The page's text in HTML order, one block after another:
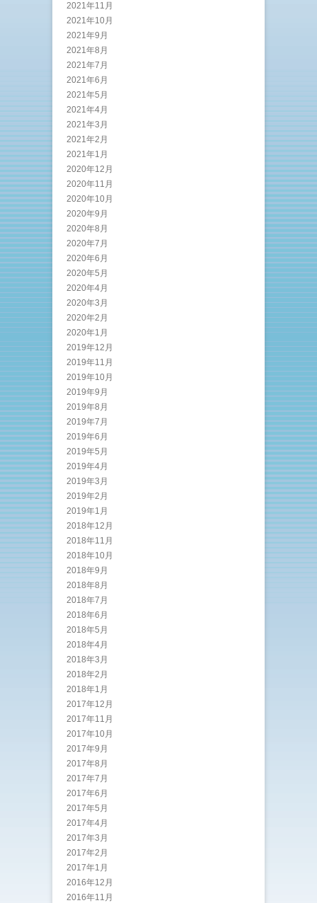
2021年11月
2021年10月
2021年9月
2021年8月
2021年7月
2021年6月
2021年5月
2021年4月
2021年3月
2021年2月
2021年1月
2020年12月
2020年11月
2020年10月
2020年9月
2020年8月
2020年7月
2020年6月
2020年5月
2020年4月
2020年3月
2020年2月
2020年1月
2019年12月
2019年11月
2019年10月
2019年9月
2019年8月
2019年7月
2019年6月
2019年5月
2019年4月
2019年3月
2019年2月
2019年1月
2018年12月
2018年11月
2018年10月
2018年9月
2018年8月
2018年7月
2018年6月
2018年5月
2018年4月
2018年3月
2018年2月
2018年1月
2017年12月
2017年11月
2017年10月
2017年9月
2017年8月
2017年7月
2017年6月
2017年5月
2017年4月
2017年3月
2017年2月
2017年1月
2016年12月
2016年11月